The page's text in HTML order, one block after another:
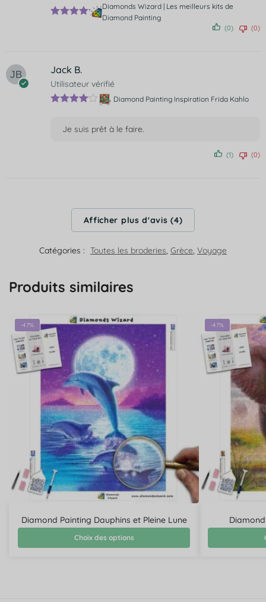
Diamonds Wizard | Les meilleurs kits de
Diamond Painting
(0) (0)
Jack B.
Utilisateur vérifié
Diamond Painting Inspiration Frida Kahlo
Je suis prêt à le faire.
(1) (0)
Afficher plus d'avis (4)
Catégories : Toutes les broderies, Grèce, Voyage
Produits similaires
-47%
Diamond Painting Dauphins et Pleine Lune
Choix des options
-47%